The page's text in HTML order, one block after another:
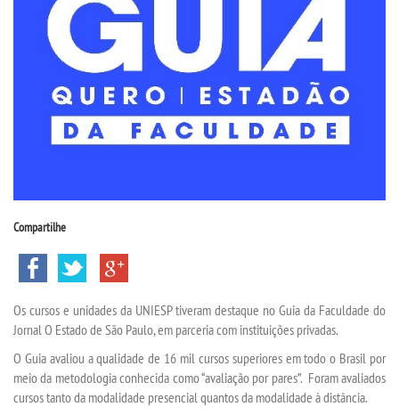
CURSOS
BACHARELADOS
LICENCIATURAS
VESTIBULAR
INSCREVA-SE
TRANSFERÊNCIA
SEGUNDA GRADUAÇÃO
Compartilhe
Os cursos e unidades da UNIESP tiveram destaque no Guia da Faculdade do
Jornal O Estado de São Paulo, em parceria com instituições privadas.
O Guia avaliou a qualidade de 16 mil cursos superiores em todo o Brasil por
meio da metodologia conhecida como “avaliação por pares”. Foram avaliados
cursos tanto da modalidade presencial quantos da modalidade à distância.